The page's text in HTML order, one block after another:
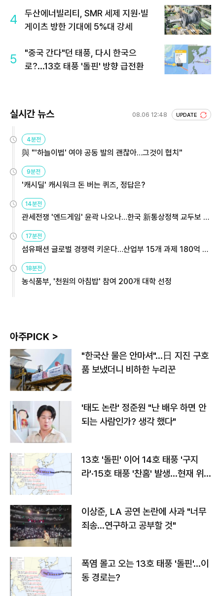
4
두산에너빌리티, SMR 세제 지원·빌
게이츠 방한 기대에 5%대 강세
5
"중국 간다"던 태풍, 다시 한국으
로?...13호 태풍 '돌핀' 방향 급전환
실시간 뉴스 08.06 12:48 UPDATE
4분전
與 "'하늘이법' 여야 공동 발의 괜찮아…그것이 협치"
9분전
'캐시딜' 캐시워크 돈 버는 퀴즈, 정답은?
14분전
관세전쟁 '엔드게임' 윤곽 나오나…한국 新통상정책 교두보 활
17분전
섬유패션 글로벌 경쟁력 키운다…산업부 15개 과제 180억 지
18분전
농식품부, '천원의 아침밥' 참여 200개 대학 선정
아주PICK >
"한국산 물은 안마셔"…日 지진 구호
품 보냈더니 비하한 누리꾼
'태도 논란' 정준원 "난 배우 하면 안
되는 사람인가? 생각 했다"
13호 '돌핀' 이어 14호 태풍 '구지
라'·15호 태풍 '찬홈' 발생…현재 위
이상준, LA 공연 논란에 사과 "너무
죄송…연구하고 공부할 것"
폭염 몰고 오는 13호 태풍 '돌핀'…이
동 경로는?